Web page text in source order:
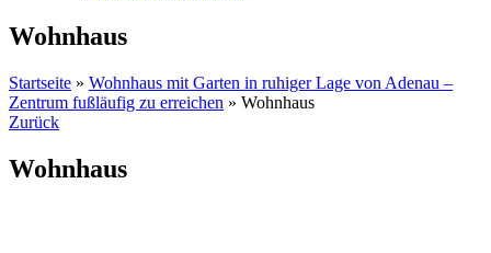
Wohnhaus
Startseite » Wohnhaus mit Garten in ruhiger Lage von Adenau –
Zentrum fußläufig zu erreichen » Wohnhaus
Zurück
Wohnhaus